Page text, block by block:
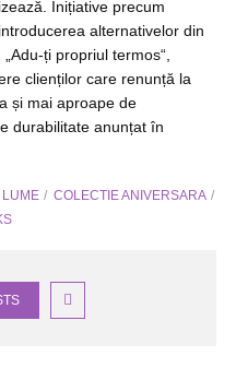
Inițiative precum
alternativelor din
ți propriul termos“,
clienților care renunță la
și mai aproape de
durabilitate anunțat în
LUME
COLECTIE ANIVERSARA